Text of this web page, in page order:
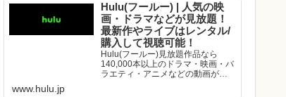
Hulu(フールー) | 人気の映
画・ドラマなどが見放題！
最新作やライブはレンタル/
購入して視聴可能！
Hulu(フールー)見放題作品なら
140,000本以上のドラマ・映画・バ
ラエティ・アニメなどの動画が、
www.hulu.jp